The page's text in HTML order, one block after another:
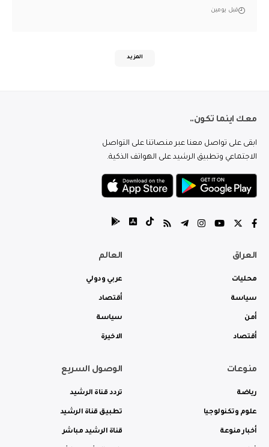
قبل يومين
المزيد
معك اينما تكون..
ابقى على تواصل معنا عبر منصاتنا على التواصل
الاجتماعي وتطبيق الرشيد على الهواتف الذكية.
العراق
محليات
سياسة
أمن
أقتصاد
العالم
عربي ودولي
أقتصاد
سياسة
الاخيرة
منوعات
رياضة
علوم وتكنولوجيا
أخبار منوعة
الوصول السريع
تردد قناة الرشيد
تطبيق قناة الرشيد
قناة الرشيد مباشر